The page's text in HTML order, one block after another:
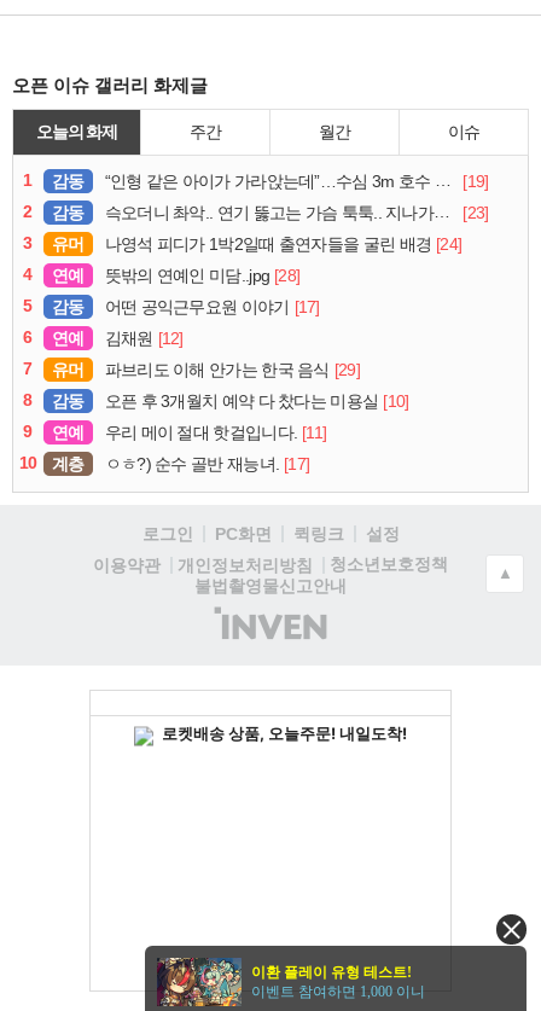
오픈 이슈 갤러리 화제글
오늘의 화제 주간 월간 이슈
1 감동 “인형 같은 아이가 가라앉는데”…수심 3m 호수 뛰어든 60대 의인
[19]
2
감동 슥오더니 촤악.. 연기 뚫고는 가슴 툭툭.. 지나가던 아재의 정체
[23]
3
유머 나영석 피디가 1박2일때 출연자들을 굴린 배경 [24]
4
연예 뜻밖의 연예인 미담..jpg [28]
5
감동 어떤 공익근무요원 이야기 [17]
6
연예 김채원 [12]
7
유머 파브리도 이해 안가는 한국 음식 [29]
8
감동 오픈 후 3개월치 예약 다 찼다는 미용실 [10]
9
연예 우리 메이 절대 핫걸입니다. [11]
10
계층 ㅇㅎ?) 순수 골반 재능녀. [17]
로그인 PC화면 퀵링크
설정
이용약관
개인정보처리방침
청소년보호정책
불법촬영물신고안내
(주)
인
▲
이환 플레이 유형 테스트!
이벤트 참여하면 1,000 이니